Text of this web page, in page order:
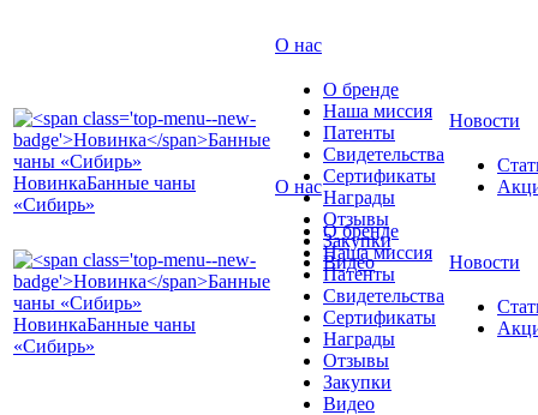
НовинкаБанные чаны
«Сибирь»
О нас
О бренде
Наша миссия
Патенты
Свидетельства
Сертификаты
Награды
Отзывы
Закупки
Видео
Новости
НовинкаБанные чаны
«Сибирь»
О нас
О бренде
Наша миссия
Патенты
Свидетельства
Сертификаты
Награды
Отзывы
Закупки
Видео
Новости